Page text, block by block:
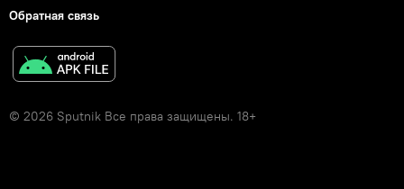
Обратная связь
© 2026 Sputnik Все права защищены. 18+